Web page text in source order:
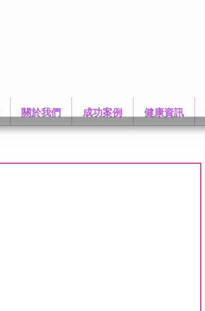
關於我們 成功案例 健康資訊